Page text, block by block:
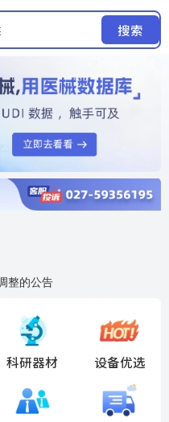
搜索
整的公告
科研器材 设备优选